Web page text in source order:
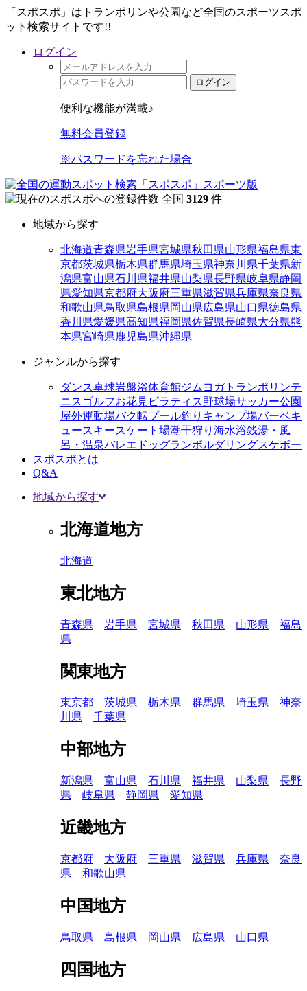
「スポスポ」はトランポリンや公園など全国のスポーツスポ
ット検索サイトです!!
ログイン
ログイン
便利な機能が満載♪
無料会員登録
※パスワードを忘れた場合
全国 3129 件
地域から探す
北海道青森県岩手県宮城県秋田県山形県福島県東
京都茨城県栃木県群馬県埼玉県神奈川県千葉県新
潟県富山県石川県福井県山梨県長野県岐阜県静岡
県愛知県京都府大阪府三重県滋賀県兵庫県奈良県
和歌山県鳥取県島根県岡山県広島県山口県徳島県
香川県愛媛県高知県福岡県佐賀県長崎県大分県熊
本県宮崎県鹿児島県沖縄県
ジャンルから探す
ダンス卓球岩盤浴体育館ジム ヨガトランポリンテ
ニス ゴルフお花見 ピラティス野球場サッカー公園
屋外運動場バク転プール釣り キャンプ場バーベキ
ュースキースケート場潮干狩り 海水浴銭湯・風
呂・温泉バレエ ドッグランボルダリングスケボー
スポスポとは
Q&A
地域から探す
北海道地方
北海道
東北地方
青森県 岩手県 宮城県 秋田県 山形県
福島
県
関東地方
東京都 茨城県 栃木県 群馬県 埼玉県
神奈
川県
千葉県
中部地方
新潟県 富山県 石川県 福井県 山梨県
長野
県
岐阜県 静岡県 愛知県
近畿地方
京都府 大阪府 三重県 滋賀県 兵庫県
奈良
県
和歌山県
中国地方
鳥取県 島根県 岡山県 広島県 山口県
四国地方